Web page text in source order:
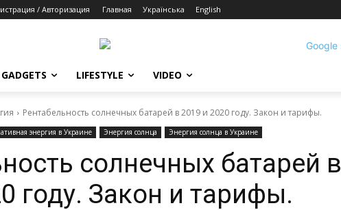
/ Авторизация Главная Українська English
GADGETS LIFESTYLE VIDEO
Рентабельность солнечных батарей в 2019 и 2020 году. Закон и тарифы.
энергия в Украине Энергия солнца Энергия солнца в Украине
солнечных батарей в
году. Закон и тарифы.